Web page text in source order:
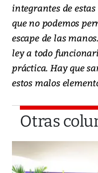
integrantes de
que no podemos
escape de las
ley a todo
práctica. Hay que
estos malos
Otras